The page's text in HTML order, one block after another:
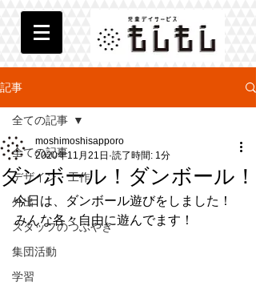
記事
全ての記事
デザイン・工作
外出
スタッフのつぶやき
集団活動
学習
全ての記事
ダンボール！ダンボール！
moshimoshisapporo
2020年11月21日 読了時間: 1分
今日は、ダンボール遊びをしました！
みんな各々自由に遊んでます！